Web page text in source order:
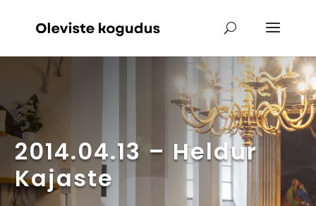
2014.04.13 – Heldur
Kajaste